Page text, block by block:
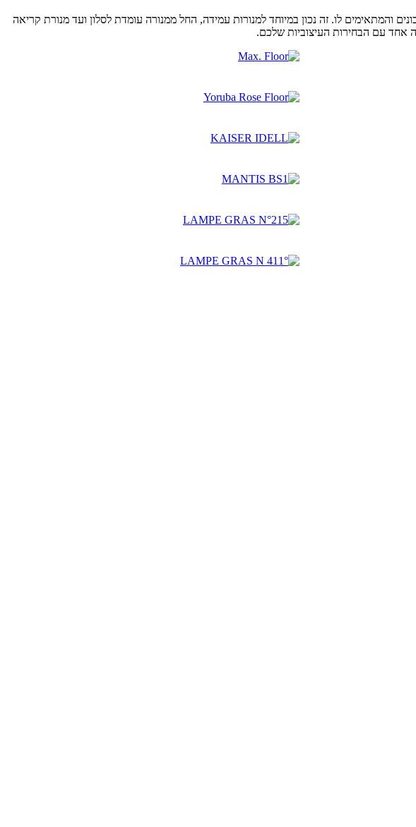
והמתאימים לו. זה נכון במיוחד למנורות עמידה, החל ממנורה עומדת לסלון ועד מנורת קריאה
אחד עם הבחירות העיצוביות שלכם.